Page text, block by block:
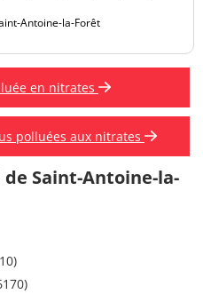
Antoine-la-Forêt
en nitrates
polluées aux nitrates
Saint-Antoine-la-